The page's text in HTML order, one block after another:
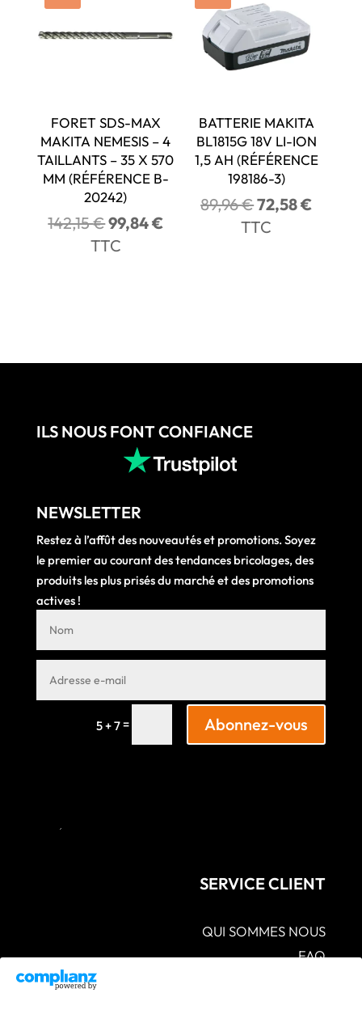
FORET SDS-MAX
MAKITA NEMESIS – 4
TAILLANTS – 35 X 570
MM (RÉFÉRENCE B-
20242)
142,15€Le
prix
99,84€Le
TTC
BATTERIE MAKITA
BL1815G 18V LI-ION
1,5 AH (RÉFÉRENCE
198186-3)
89,96€Le
prix
72,58€Le
TTC
ILS NOUS FONT CONFIANCE
NEWSLETTER
Restez à l’affût des nouveautés et promotions. Soyez
le premier au courant des tendances bricolages, des
produits les plus prisés du marché et des promotions
actives !
5 + 7= Abonnez-vous
SERVICE CLIENT
QUI SOMMES NOUS
FAQ
CGV – POLITIQUES DE CONFIDENTIALITÉ –